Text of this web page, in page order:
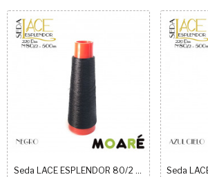
Seda LACE ESPLENDOR 80/2 Negro